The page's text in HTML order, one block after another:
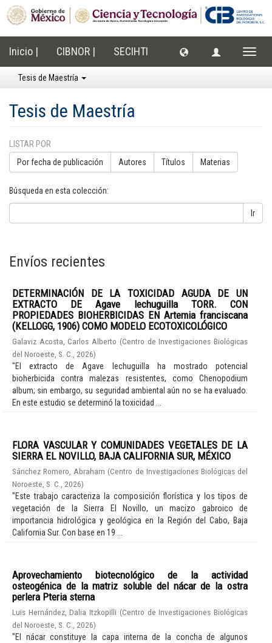
Inicio | CIBNOR | SECIHTI
Tesis de Maestría
Tesis de Maestría
LISTAR POR
Por fecha de publicación Autores Títulos Materias
Búsqueda en esta colección:
Ir
Envíos recientes
DETERMINACIÓN DE LA TOXICIDAD AGUDA DE UN
EXTRACTO DE Agave lechuguilla TORR. CON
PROPIEDADES BIOHERBICIDAS EN Artemia franciscana
(KELLOGG, 1906) COMO MODELO ECOTOXICOLÓGICO
Galaviz Acosta, Carlos Alberto (Centro de Investigaciones Biológicas
del Noroeste, S. C.
2026)
"El extracto de Agave lechuguilla ha mostrado potencial
bioherbicida contra malezas resistentes, como Chenopodium
album; sin embargo, su seguridad ambiental aún no se ha evaluado.
En este estudio se determinó la toxicidad ...
FLORA VASCULAR Y COMUNIDADES VEGETALES DE LA
SIERRA EL NOVILLO, BAJA CALIFORNIA SUR, MÉXICO
Sánchez Romero, Abraham (Centro de Investigaciones Biológicas del
Noroeste, S. C.
2026)
"Este trabajo caracteriza la composición florística y los tipos de
vegetación de la Sierra El Novillo, un macizo gabroico de
importancia hidrológica y geológica en la Región del Cabo, Baja
California Sur. Con base en 19 ...
Aprovechamiento biotecnológico de la actividad
osteogénica de la matriz soluble del nácar de la ostra
perlera Pteria sterna
Luis Hernández, Dalia Itzkopilli (Centro de Investigaciones Biológicas
del Noroeste, S. C.
2026)
"El nácar constituye la capa interna de la concha de algunos